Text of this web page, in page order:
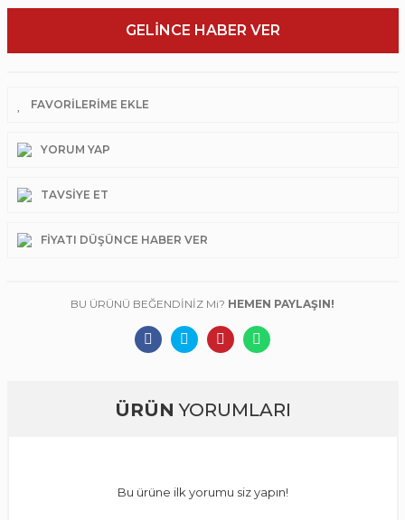
GELİNCE HABER VER
YORUM YAP
TAVSIYE ET
FIYATI DÜŞÜNCE HABER VER
BU ÜRÜNÜ BEĞENDİNİZ Mi? HEMEN PAYLAŞIN!
ÜRÜN YORUMLARI
Bu ürüne ilk yorumu siz yapın!